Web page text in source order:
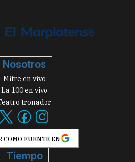
Nosotros
Mitre en vivo
La 100 en vivo
tronador
COMO FUENTE EN
Tiempo